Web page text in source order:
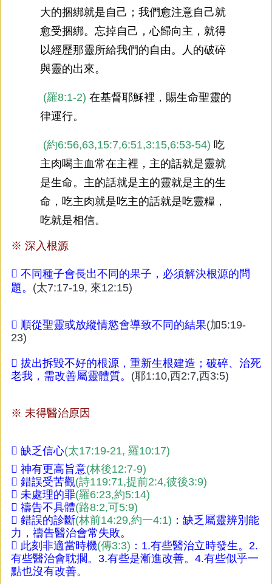
大的捆綁就是自己；我們愈注意自己就
愈受捆綁。忘掉自己，心歸向主，就得
以經歷那靈所給我們的自由。人的破碎
與靈的出來。
(羅8:1-2) 在基督耶穌裡，賜生命聖靈的
律運行。
(約6:56,63,15:7,6:51,3:15,6:53-54) 吃
主肉喝主血常在主裡，主的話就是靈就
是生命。主的話就是主的靈就是主的生
命，吃主肉就是吃主的話就是吃靈糧，
吃就是相信。
※ 深入根源
 不同種子會長出不同的果子，必須解決根源的問
題。 (太7:17-19, 來12:15)
 順從聖靈或放縱情慾會導致不同的結果(加5:19-
23)
 拔出拆毀不好的根源，重新生根建造；破碎、治死
老我，需改善屬靈體質。 (耶1:10,西2:7,西3:5)
※ 未得醫治原因
 缺乏信心(太17:19-21, 羅10:17)
 神有更高旨意(林後12:7-9)
 錯誤受苦觀(詩119:71,提前2:4,彼後3:9)
 未處理的罪(羅6:23,約5:14)
 禱告不具體(路8:2,可5:9)
 錯誤的診斷(林前14:29,約一4:1) ：缺乏屬靈辨別能
力，禱告醫治會常失敗。
 此刻非適當時機(傳3:3) ： 1.有些醫治立時發生。2.
有些醫治會耽擱。3.有些是漸進改善。4.有些似乎一
點也沒有改善。